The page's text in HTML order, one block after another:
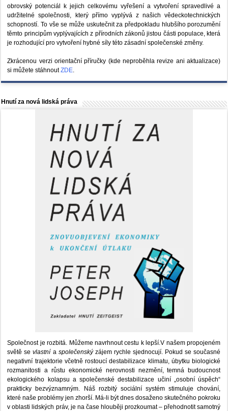
obrovský potenciál k jejich celkovému vyřešení a vytvoření spravedlivé a
udržitelné společnosti, který přímo vyplývá z našich vědeckotechnických
schopností. To vše se může uskutečnit za předpokladu hlubšího porozumění
těmto principům vyplývajících z přírodních zákonů jistou části populace, která
je rozhodující pro vytvoření hybné síly této zásadní společenské změny.
Zkrácenou verzi orientační příručky (kde neproběhla revize ani aktualizace)
si můžete stáhnoutZDE
Hnutí za nová lidská práva
Společnost je rozbitá. Můžeme navrhnout cestu k lepší.V našem propojeném
světě sevlastnía společenskýzájem rychle sjednocují. Pokud se současné
negativní trajektorie včetně rostoucí destabilizace klimatu, úbytku biologické
rozmanitosti a růstu ekonomické nerovnosti nezmění, temná budoucnost
ekologického kolapsu a společenské destabilizace učiní „osobní úspěch“
prakticky bezvýznamným. Náš rozbitý sociální systém stimuluje chování,
které naše problémy jen zhorší. Má-li být dnes dosaženo skutečného pokroku
v oblasti lidských práv, je na čase hlouběji prozkoumat – přehodnotit samotný